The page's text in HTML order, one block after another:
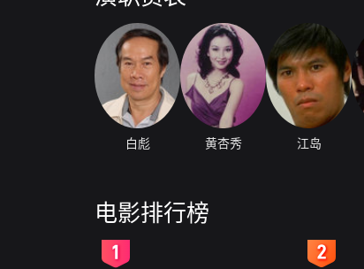
白彪 黄杏秀 江岛
电影排行榜